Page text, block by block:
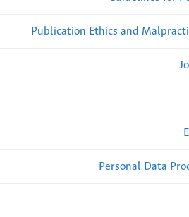
Publication Ethics and
Personal Data